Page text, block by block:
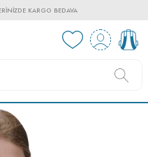
KARGO BEDAVA